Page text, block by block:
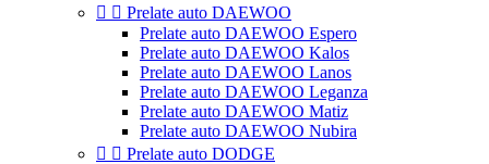
  Prelate auto DAEWOO
Prelate auto DAEWOO Espero
Prelate auto DAEWOO Kalos
Prelate auto DAEWOO Lanos
Prelate auto DAEWOO Leganza
Prelate auto DAEWOO Matiz
Prelate auto DAEWOO Nubira
  Prelate auto DODGE